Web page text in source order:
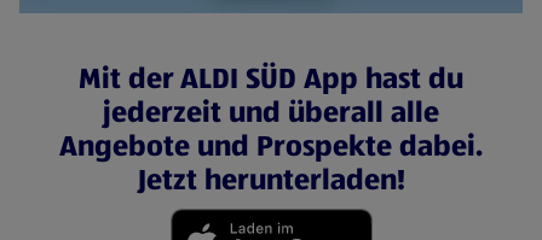
Mit der ALDI SÜD App hast du
jederzeit und überall alle
Angebote und Prospekte dabei.
Jetzt herunterladen!